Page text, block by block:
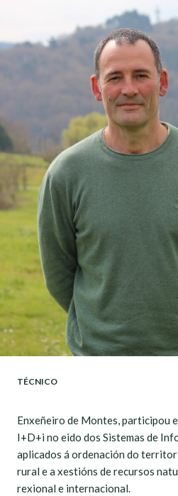
TÉCNICO
Enxeñeiro de Montes, participou
I+D+i no eido dos Sistemas de
aplicados á ordenación do
rural e a xestións de recursos
rexional e internacional.